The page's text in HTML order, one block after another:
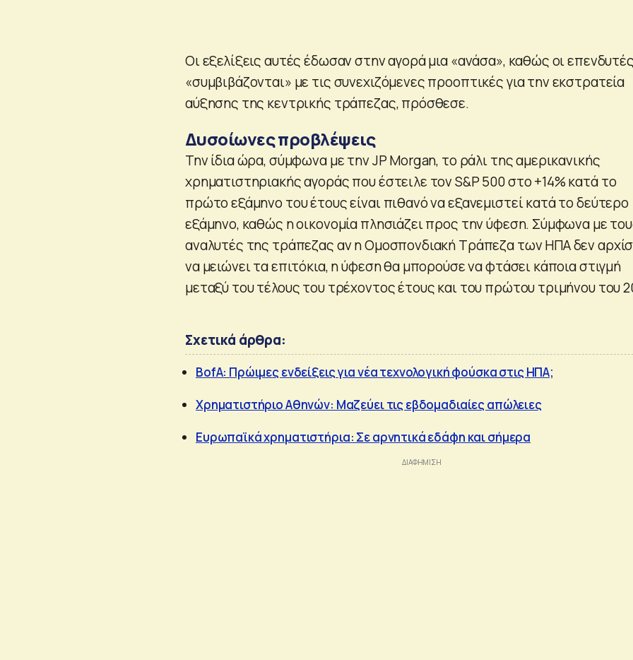
Οι εξελίξεις αυτές έδωσαν στην αγορά μια «ανάσα», καθώς οι
«συμβιβάζονται» με τις συνεχιζόμενες προοπτικές για την εκστρατεία
αύξησης της κεντρικής τράπεζας, πρόσθεσε.
Δυσοίωνες προβλέψεις
Την ίδια ώρα, σύμφωνα με την JP Morgan, το ράλι της αμερικανικής
χρηματιστηριακής αγοράς που έστειλε τον S&P 500 στο +14% κατά το
πρώτο εξάμηνο του έτους είναι πιθανό να εξανεμιστεί κατά το δεύτερο
εξάμηνο, καθώς η οικονομία πλησιάζει προς την ύφεση. Σύμφωνα με
αναλυτές της τράπεζας αν η Ομοσπονδιακή Τράπεζα των ΗΠΑ δεν
να μειώνει τα επιτόκια, η ύφεση θα μπορούσε να φτάσει κάποια στιγμή
μεταξύ του τέλους του τρέχοντος έτους και του πρώτου τριμήνου του
Σχετικά άρθρα:
BofA: Πρώιμες ενδείξεις για νέα τεχνολογική φούσκα στις ΗΠΑ;
Χρηματιστήριο Αθηνών: Μαζεύει τις εβδομαδιαίες απώλειες
Ευρωπαϊκά χρηματιστήρια: Σε αρνητικά εδάφη και σήμερα